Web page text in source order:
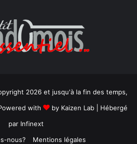
2026 et jusqu'à la fin des temps,
with
by Kaizen Lab | Hébergé
par Infinext
nous?
Mentions légales